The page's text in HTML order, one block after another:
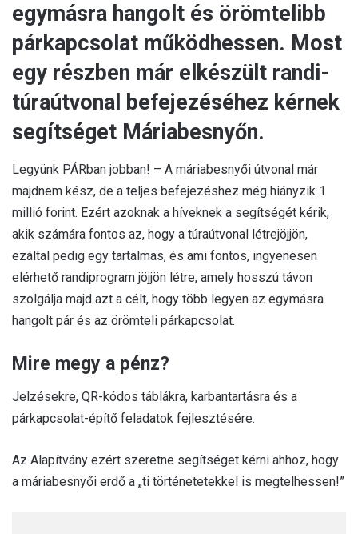
egymásra hangolt és örömtelibb
párkapcsolat működhessen. Most
egy részben már elkészült randi-
túraútvonal befejezéséhez kérnek
segítséget Máriabesnyőn.
Legyünk PÁRban jobban! – A máriabesnyői útvonal már
majdnem kész, de a teljes befejezéshez még hiányzik 1
millió forint. Ezért azoknak a híveknek a segítségét kérik,
akik számára fontos az, hogy a túraútvonal létrejöjjön,
ezáltal pedig egy tartalmas, és ami fontos, ingyenesen
elérhető randiprogram jöjjön létre, amely hosszú távon
szolgálja majd azt a célt, hogy több legyen az egymásra
hangolt pár és az örömteli párkapcsolat.
Mire megy a pénz?
Jelzésekre, QR-kódos táblákra, karbantartásra és a
párkapcsolat-építő feladatok fejlesztésére.
Az Alapítvány ezért szeretne segítséget kérni ahhoz, hogy
a máriabesnyői erdő a „ti történetetekkel is megtelhessen!”